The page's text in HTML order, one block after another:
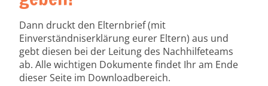
Dann druckt den Elternbrief (mit
Einverständniserklärung eurer Eltern) aus und
gebt diesen bei der Leitung des Nachhilfeteams
ab. Alle wichtigen Dokumente findet Ihr am Ende
dieser Seite im Downloadbereich.